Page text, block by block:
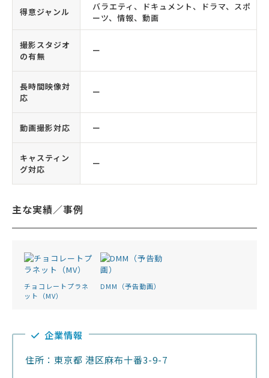
得意ジャンル
バラエティ、ドキュメント、ドラマ、スポ
ーツ、情報、動画
撮影スタジオ
の有無
ー
長時間映像対
応
ー
動画撮影対応 ー
キャスティン
グ対応
ー
主な実績／事例
チョコレートプラネ
ット（MV）
DMM（予告動画）
企業情報
住所：東京都 港区麻布十番3-9-7